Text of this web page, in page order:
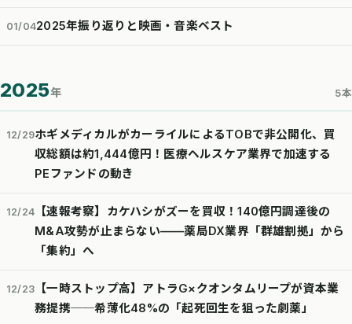
01/042025年振り返りと映画・音楽ベスト
2025年 5本
12/29ホギメディカルがカーライルによるTOBで非公開化、買
収総額は約1,444億円！医療ヘルスケア業界で加速する
PEファンドの動き
12/24
【速報考察】カケハシがズーを買収！140億円調達後の
M&A攻勢が止まらない——薬局DX業界「群雄割拠」から
「集約」へ
12/23
【一時ストップ高】アトラG×クオンタムリープが資本業
務提携──希薄化48%の「起死回生を狙った劇薬」